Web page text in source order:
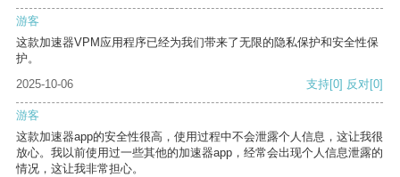
游客
这款加速器VPM应用程序已经为我们带来了无限的隐私保护和安全性保
护。
2025-10-06
支持[0] 反对[0]
游客
这款加速器app的安全性很高，使用过程中不会泄露个人信息，这让我很
放心。我以前使用过一些其他的加速器app，经常会出现个人信息泄露的
情况，这让我非常担心。